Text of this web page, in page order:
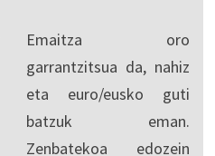
Emaitza oro
garrantzitsua da, nahiz
eta euro/eusko guti
batzuk eman.
Zenbatekoa edozein